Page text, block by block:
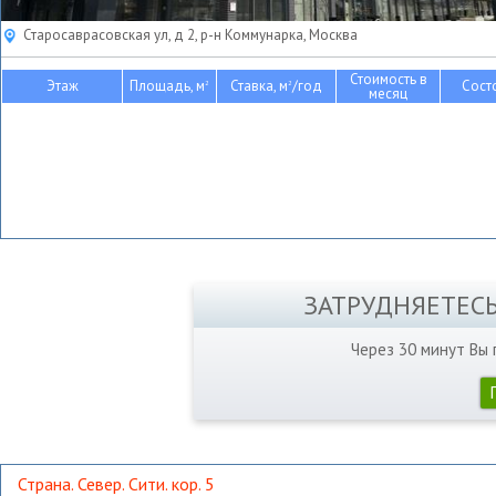
Старосаврасовская ул, д 2, р-н Коммунарка, Москва
Этаж Площадь, м2 Ставка, м2/год Стоимость в
месяц
Через 30 минут Вы
Страна. Север. Сити. кор. 5